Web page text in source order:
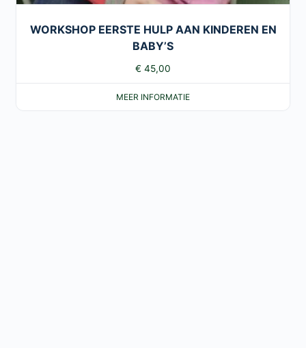
WORKSHOP EERSTE HULP AAN KINDEREN EN
BABY’S
€ 45,00
MEER INFORMATIE